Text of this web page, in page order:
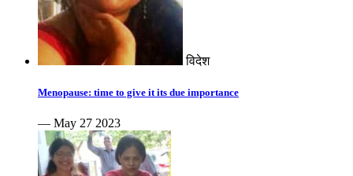
विदेश
Menopause: time to give it its due importance
— May 27 2023